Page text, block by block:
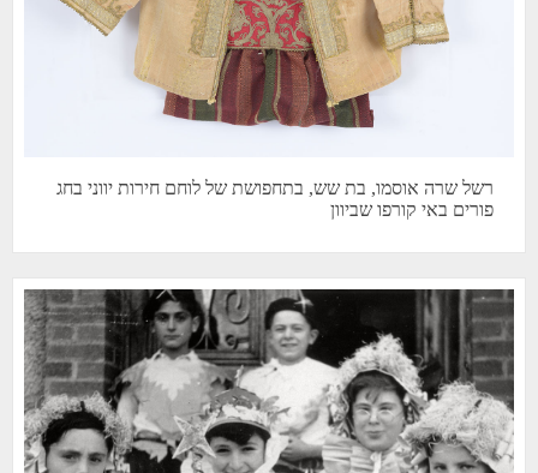
רשל שרה אוסמו, בת שש, בתחפושת של לוחם חירות יווני בחג
פורים באי קורפו שביוון